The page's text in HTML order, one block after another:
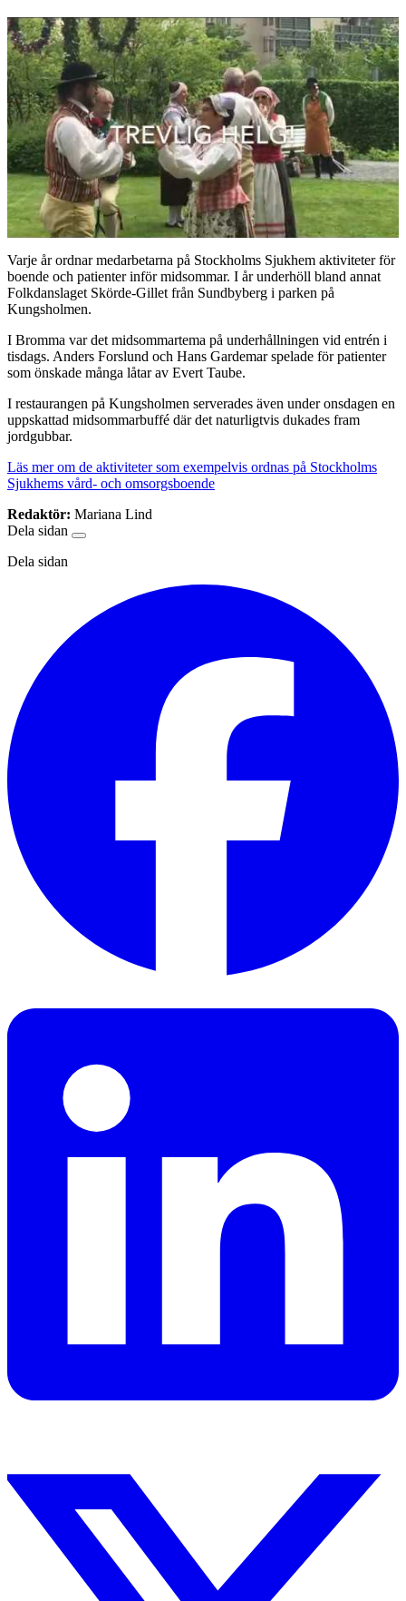
Varje år ordnar medarbetarna på Stockholms Sjukhem aktiviteter för
boende och patienter inför midsommar. I år underhöll bland annat
Folkdanslaget Skörde-Gillet från Sundbyberg i parken på
Kungsholmen.
I Bromma var det midsommartema på underhållningen vid entrén i
tisdags. Anders Forslund och Hans Gardemar spelade för patienter
som önskade många låtar av Evert Taube.
I restaurangen på Kungsholmen serverades även under onsdagen en
uppskattad midsommarbuffé där det naturligtvis dukades fram
jordgubbar.
Läs mer om de aktiviteter som exempelvis ordnas på Stockholms
Sjukhems vård- och omsorgsboende
Redaktör: Mariana Lind
Dela sidan
Dela sidan